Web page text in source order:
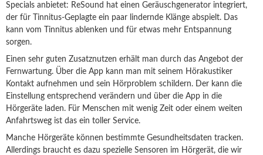
Specials anbietet: ReSound hat einen Geräuschgenerator integriert,
der für Tinnitus-Geplagte ein paar lindernde Klänge abspielt. Das
kann vom Tinnitus ablenken und für etwas mehr Entspannung
sorgen.
Einen sehr guten Zusatznutzen erhält man durch das Angebot der
Fernwartung. Über die App kann man mit seinem Hörakustiker
Kontakt aufnehmen und sein Hörproblem schildern. Der kann die
Einstellung entsprechend verändern und über die App in die
Hörgeräte laden. Für Menschen mit wenig Zeit oder einem weiten
Anfahrtsweg ist das ein toller Service.
Manche Hörgeräte können bestimmte Gesundheitsdaten tracken.
Allerdings braucht es dazu spezielle Sensoren im Hörgerät, die wir